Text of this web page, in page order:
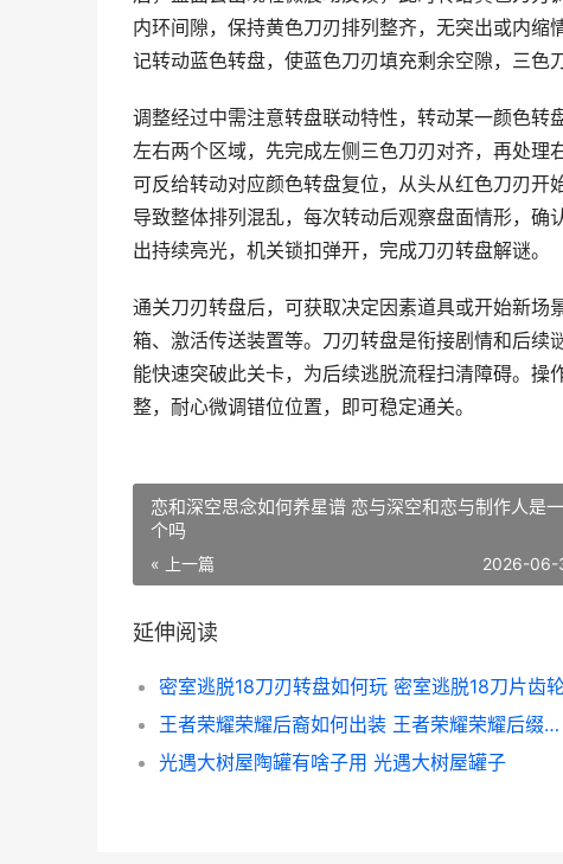
内环间隙，保持黄色刀刃排列整齐，无突出或内
记转动蓝色转盘，使蓝色刀刃填充剩余空隙，三色
调整经过中需注意转盘联动特性，转动某一颜色
左右两个区域，先完成左侧三色刀刃对齐，再处理
可反给转动对应颜色转盘复位，从头从红色刀刃
导致整体排列混乱，每次转动后观察盘面情形，
出持续亮光，机关锁扣弹开，完成刀刃转盘解谜。
通关刀刃转盘后，可获取决定因素道具或开始新
箱、激活传送装置等。刀刃转盘是衔接剧情和后续
能快速突破此关卡，为后续逃脱流程扫清障碍。
整，耐心微调错位位置，即可稳定通关。
恋和深空思念如何养星谱 恋与深空和恋与制作人是一
个吗
« 上一篇 2026-06-
延伸阅读
密室逃脱18刀刃转盘如何玩 密室逃脱18刀片齿
王者荣耀荣耀后裔如何出装 王者荣耀荣耀后缀称号有哪些
光遇大树屋陶罐有啥子用 光遇大树屋罐子